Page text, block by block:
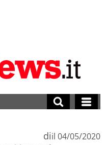
diil 04/05/2020